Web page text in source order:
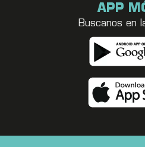
APP
Buscanos en